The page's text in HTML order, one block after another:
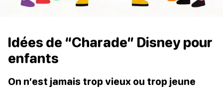
Idées de “Charade” Disney pour
enfants
On n’est jamais trop vieux ou trop jeune